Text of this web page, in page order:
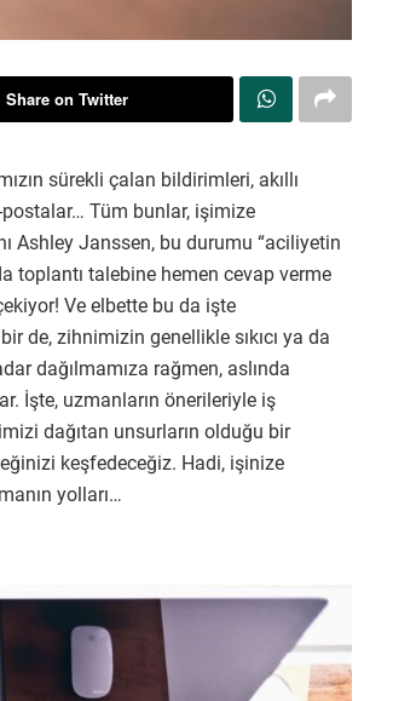
Share on Twitter
sürekli çalan bildirimleri, akıllı
Tüm bunlar, işimize
Ashley Janssen, bu durumu “aciliyetin
toplantı talebine hemen cevap verme
Ve elbette bu da işte
de, zihnimizin genellikle sıkıcı ya da
dağılmamıza rağmen, aslında
İşte, uzmanların önerileriyle iş
dağıtan unsurların olduğu bir
keşfedeceğiz. Hadi, işinize
yolları…